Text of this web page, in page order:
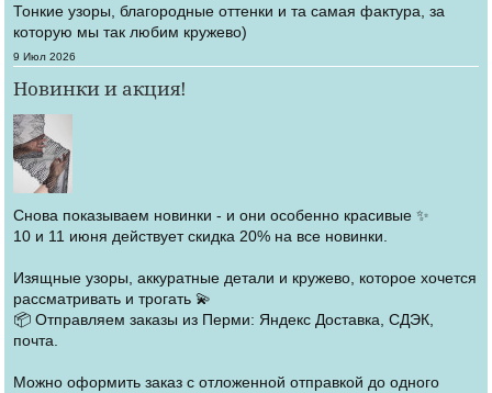
Тонкие узоры, благородные оттенки и та самая фактура, за
которую мы так любим кружево)
Создано
9 Июл 2026
Новинки и акция!
Снова показываем новинки - и они особенно красивые ✨
10 и 11 июня действует скидка 20% на все новинки.
Изящные узоры, аккуратные детали и кружево, которое хочется
рассматривать и трогать 💫
📦 Отправляем заказы из Перми: Яндекс Доставка, СДЭК,
почта.
Можно оформить заказ с отложенной отправкой до одного